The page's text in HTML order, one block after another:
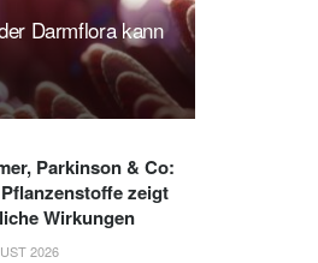
Darmflora kann
Parkinson & Co:
zeigt
Wirkungen
2026